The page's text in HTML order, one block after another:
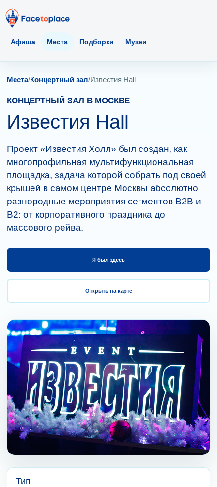
Афиша Места Подборки Музеи
Места/Концертный зал/Известия Hall
КОНЦЕРТНЫЙ ЗАЛ В МОСКВЕ
Известия Hall
Проект «Известия Холл» был создан, как
многопрофильная мультифункциональная
площадка, задача которой собрать под своей
крышей в самом центре Москвы абсолютно
разнородные мероприятия сегментов В2В и
В2: от корпоративного праздника до
массового рейва.
Я был здесь
Открыть на карте
Тип